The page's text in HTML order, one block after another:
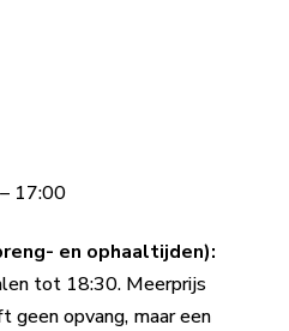
17:00
en ophaaltijden):
tot 18:30. Meerprijs
opvang, maar een